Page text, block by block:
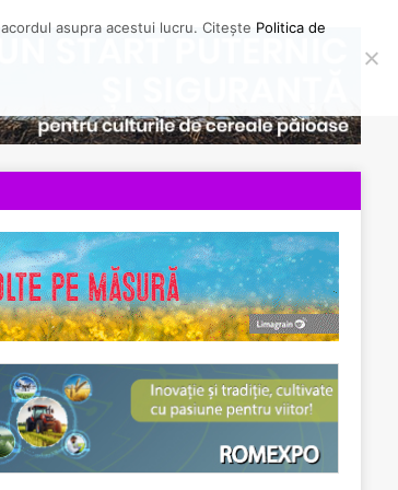
asupra acestui lucru. Citește Politica de